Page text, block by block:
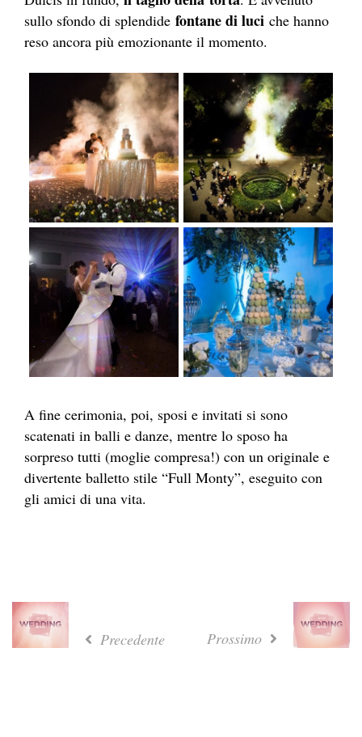
sullo sfondo di splendide fontane di luci che hanno
reso ancora più emozionante il momento.
A fine cerimonia, poi, sposi e invitati si sono
scatenati in balli e danze, mentre lo sposo ha
sorpreso tutti (moglie compresa!) con un originale e
divertente balletto stile “Full Monty”, eseguito con
gli amici di una vita.
Precedente Prossimo